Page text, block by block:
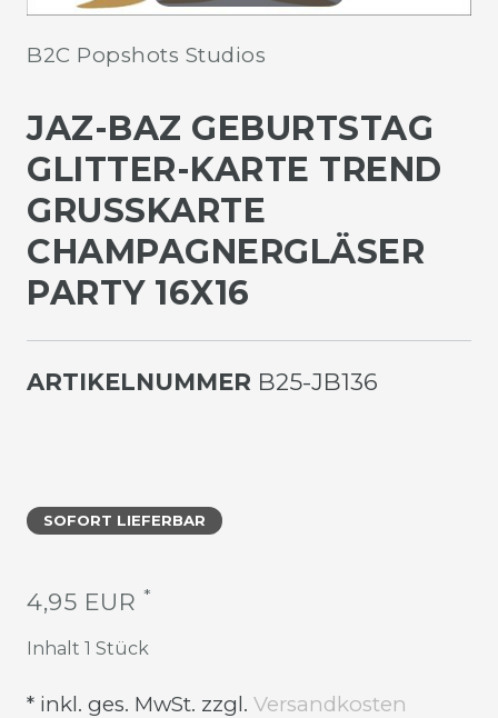
B2C Popshots Studios
JAZ-BAZ GEBURTSTAG
GLITTER-KARTE TREND
GRUSSKARTE C
HAMPAGNERGLÄSER P
ARTY 16X16
ARTIKELNUMMER B25-JB136
SOFORT LIEFERBAR
4,95 EUR *
Inhalt 1 Stück
* inkl. ges. MwSt. zzgl. Versandkosten